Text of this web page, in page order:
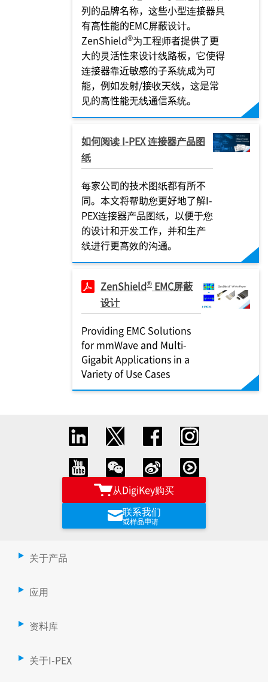
列的品牌名称，这些小型连接器具
有高性能的EMC屏蔽设计。
ZenShield®为工程师者提供了更
大的灵活性来设计线路板，它使得
连接器靠近敏感的子系统成为可
能，例如发射/接收天线，这是常
见的高性能无线通信系统。
如何阅读 I-PEX 连接器产品图
纸
每家公司的技术图纸都有所不
同。本文将帮助您更好地了解I-
PEX连接器产品图纸，以便于您
的设计和开发工作，并和生产
线进行更高效的沟通。
ZenShield® EMC屏蔽
设计
Providing EMC Solutions
for mmWave and Multi-
Gigabit Applications in a
Variety of Use Cases
从DigiKey购买
联系我们
或样品申请
关于产品
应用
资料库
关于I-PEX